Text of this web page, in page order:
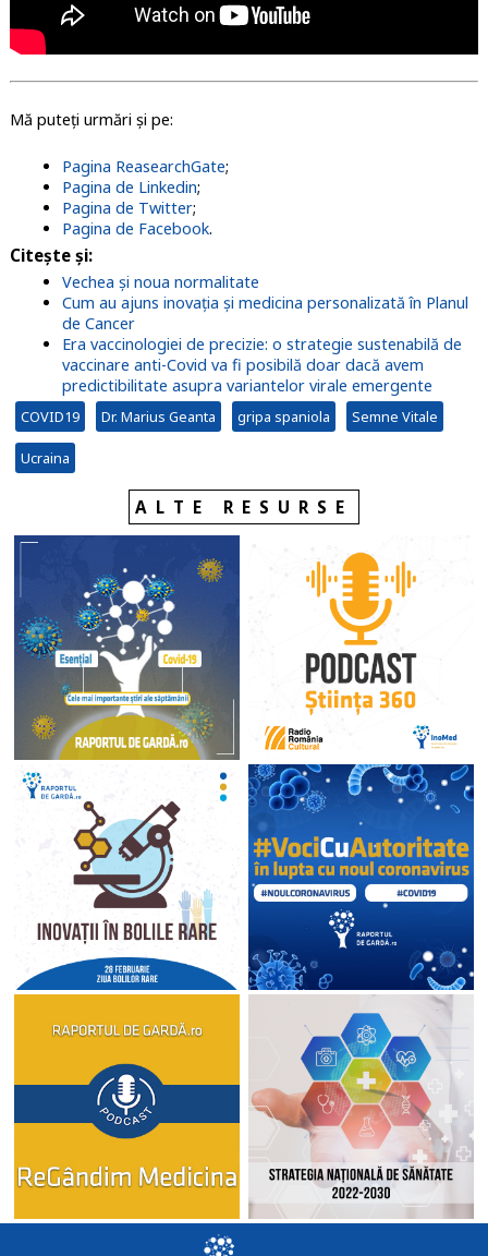
Mă puteți urmări și pe:
Pagina ReasearchGate;
Pagina de Linkedin;
Pagina de Twitter;
Pagina de Facebook.
Citește și:
Vechea și noua normalitate
Cum au ajuns inovația și medicina personalizată în Planul
de Cancer
Era vaccinologiei de precizie: o strategie sustenabilă de
vaccinare anti-Covid va fi posibilă doar dacă avem
predictibilitate asupra variantelor virale emergente
COVID19 Dr. Marius Geanta gripa spaniola Semne Vitale
Ucraina
ALTE RESURSE